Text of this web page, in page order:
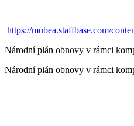
https://mubea.staffbase.com/
Národní plán obnovy v rámci
Národní plán obnovy v rámci